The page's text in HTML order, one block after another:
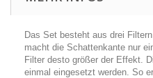
Das Set besteht aus drei
macht die Schattenkante nur
Filter desto größer der Effekt.
einmal eingesetzt werden. So